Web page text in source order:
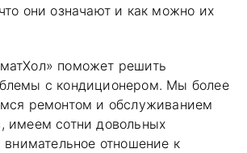
они означают и как можно их
поможет решить
с кондиционером. Мы более
ремонтом и обслуживанием
имеем сотни довольных
внимательное отношение к